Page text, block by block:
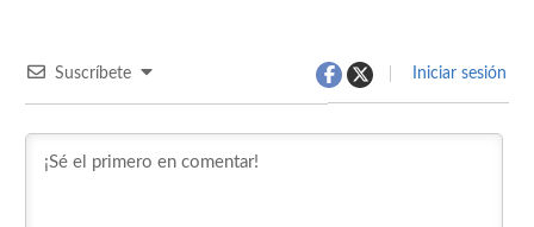
Suscríbete Iniciar sesión